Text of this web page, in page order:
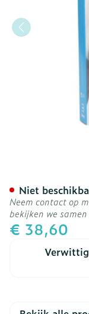
€ 38,60
Niet
Neem contact op
bekijken we